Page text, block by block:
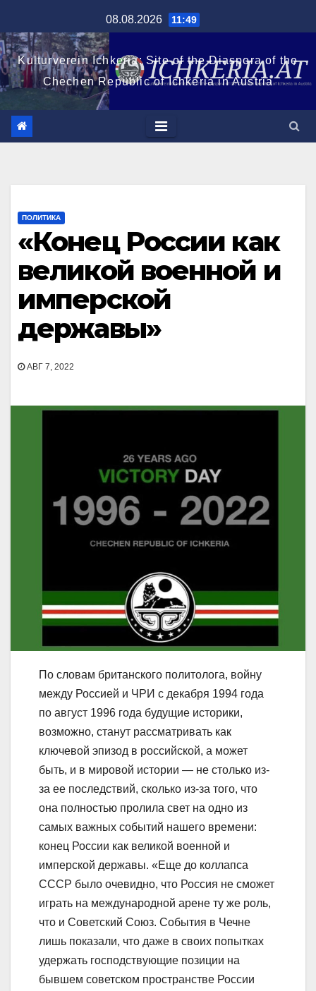
к
содержимому
08.08.2026 11:49
Kulturverein Ichkeria: Site of the Diaspora of the
Chechen Republic of Ichkeria in Austria
ПОЛИТИКА
«Конец России как
великой военной и
имперской
державы»
АВГ 7, 2022
По словам британского политолога, войну
между Россией и ЧРИ с декабря 1994 года
по август 1996 года будущие историки,
возможно, станут рассматривать как
ключевой эпизод в российской, а может
быть, и в мировой истории — не столько из-
за ее последствий, сколько из-за того, что
она полностью пролила свет на одно из
самых важных событий нашего времени:
конец России как великой военной и
имперской державы. «Еще до коллапса
СССР было очевидно, что Россия не сможет
играть на международной арене ту же роль,
что и Советский Союз. События в Чечне
лишь показали, что даже в своих попытках
удержать господствующие позиции на
бывшем советском пространстве России